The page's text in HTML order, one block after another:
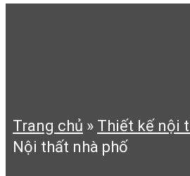
Trang chủ » Thiết kế nội
Nội thất nhà phố